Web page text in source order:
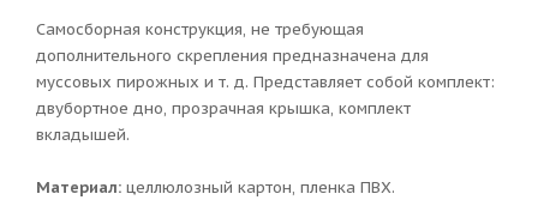
Самосборная конструкция, не требующая
дополнительного скрепления предназначена для
муссовых пирожных и т. д. Представляет собой комплект:
двубортное дно, прозрачная крышка, комплект
вкладышей.
Материал: целлюлозный картон, пленка ПВХ.